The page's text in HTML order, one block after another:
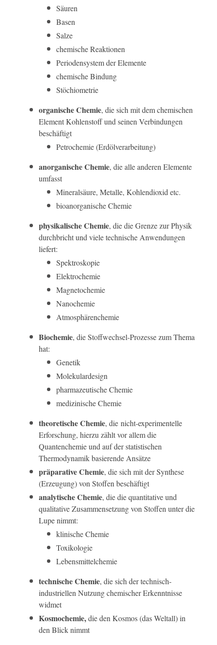
Säuren
Basen
Salze
chemische Reaktionen
Periodensystem der Elemente
chemische Bindung
Stöchiometrie
organische Chemie, die sich mit dem chemischen
Element Kohlenstoff und seinen Verbindungen
beschäftigt
Petrochemie (Erdölverarbeitung)
anorganische Chemie, die alle anderen Elemente
umfasst
Mineralsäure, Metalle, Kohlendioxid etc.
bioanorganische Chemie
physikalische Chemie, die die Grenze zur Physik
durchbricht und viele technische Anwendungen
liefert:
Spektroskopie
Elektrochemie
Magnetochemie
Nanochemie
Atmosphärenchemie
Biochemie, die Stoffwechsel-Prozesse zum Thema
hat:
Genetik
Molekulardesign
pharmazeutische Chemie
medizinische Chemie
theoretische Chemie, die nicht-experimentelle
Erforschung, hierzu zählt vor allem die
Quantenchemie und auf der statistischen
Thermodynamik basierende Ansätze
präparative Chemie, die sich mit der Synthese
(Erzeugung) von Stoffen beschäftigt
analytische Chemie, die die quantitative und
qualitative Zusammensetzung von Stoffen unter die
Lupe nimmt:
klinische Chemie
Toxikologie
Lebensmittelchemie
technische Chemie, die sich der technisch-
industriellen Nutzung chemischer Erkenntnisse
widmet
Kosmochemie,die den Kosmos (das Weltall) in
den Blick nimmt